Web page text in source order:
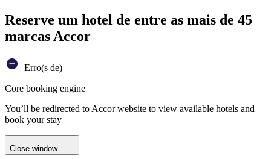
Reserve um hotel de entre as mais de 45
marcas Accor
Erro(s de)
Core booking engine
You’ll be redirected to Accor website to view available hotels and
book your stay
Close window